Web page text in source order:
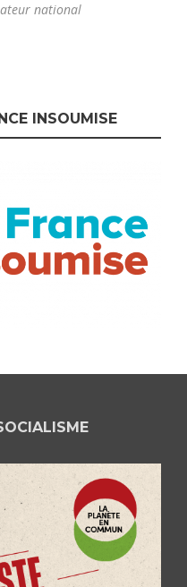
national
INSOUMISE